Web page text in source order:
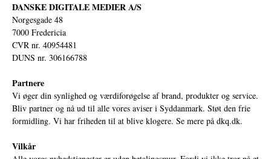
DANSKE DIGITALE MEDIER A/S
Norgesgade 48
7000 Fredericia
CVR nr. 40954481
DUNS nr. 306166788
Partnere
Vi øger din synlighed og værdiforøgelse af brand, produkter og service.
Bliv partner og nå ud til alle vores aviser i Syddanmark. Støt den frie
formidling. Vi har friheden til at blive klogere. Se mere på dkq.dk.
Vilkår